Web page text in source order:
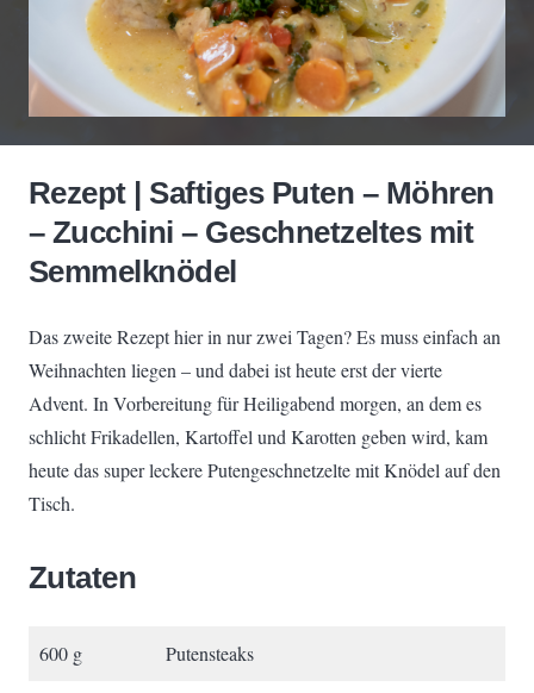
Rezept | Saftiges Puten – Möhren
– Zucchini – Geschnetzeltes mit
Semmelknödel
Das zweite Rezept hier in nur zwei Tagen? Es muss einfach an
Weihnachten liegen – und dabei ist heute erst der vierte
Advent. In Vorbereitung für Heiligabend morgen, an dem es
schlicht Frikadellen, Kartoffel und Karotten geben wird, kam
heute das super leckere Putengeschnetzelte mit Knödel auf den
Tisch.
Zutaten
600 g Putensteaks